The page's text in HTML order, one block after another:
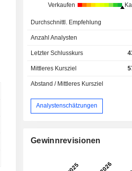
Verkaufen
Durchschnittl. Empfehlung
Anzahl Analysten
Letzter Schlusskurs
Mittleres Kursziel
Abstand / Mittleres Kursziel
Analystenschätzungen
Gewinnrevisionen